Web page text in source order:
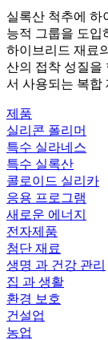
실록산 척추에 하
능적 그룹을 도입
하이브리드 재료
산의 접착 성질을
서 사용되는 복합
제품
실리콘 폴리머
특수 실라네스
특수 실록산
콜로이드 실리카
응용 프로그램
새로운 에너지
전자제품
첨단 재료
생명 과 건강 관리
집 과 생활
환경 보호
건설업
농업